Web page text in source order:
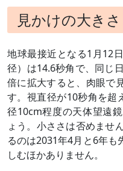
見かけの大きさ
地球最接近となる1月12
径）は14.6秒角で、同じ
倍に拡大すると、肉眼で
す。視直径が10秒角を超
径10cm程度の天体望遠
ょう。小ささは否めませ
るのは2031年4月と6年も
しむほかありません。